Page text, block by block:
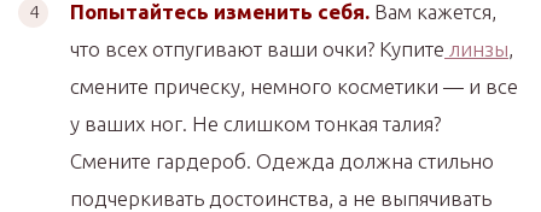
Попытайтесь изменить себя. Вам кажется,
что всех отпугивают ваши очки? Купите линзы,
смените прическу, немного косметики — и все
у ваших ног. Не слишком тонкая талия?
Смените гардероб. Одежда должна стильно
подчеркивать достоинства, а не выпячивать